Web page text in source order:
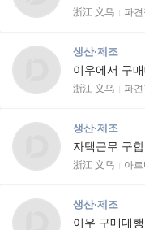
浙江 义乌 파견
생산·제조
이우에서 구
浙江 义乌 파견
생산·제조
자택근무 구
浙江 义乌 아
생산·제조
이우 구매대